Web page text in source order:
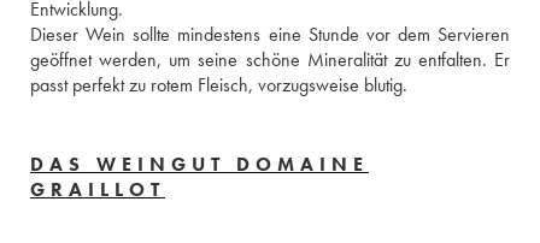
Entwicklung.
Dieser Wein sollte mindestens eine Stunde vor dem Servieren
geöffnet werden, um seine schöne Mineralität zu entfalten. Er
passt perfekt zu rotem Fleisch, vorzugsweise blutig.
DAS WEINGUT DOMAINE
GRAILLOT